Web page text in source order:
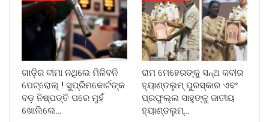
ଗାଡ଼ିର ବୀମା ନଥିଲେ ମିଳିବନି
ପେଟ୍ରୋଲ୍ ! ସୁପ୍ରିମକୋର୍ଟଙ୍କ
ବଡ଼ ନିଷ୍ପତ୍ତି ପରେ ମୁହଁ
ଖୋଲିଲେ…
ରାମ ମେହେରଙ୍କୁ ସନ୍ଥ କବୀର
ହ୍ୟାଣ୍ଡଲୁମ୍ ପୁରସ୍କାର ଏବଂ
ପ୍ରଫୁଲ୍ଲ ସାହୁଙ୍କୁ ଜାତୀୟ
ହ୍ୟାଣ୍ଡଲୁମ୍…